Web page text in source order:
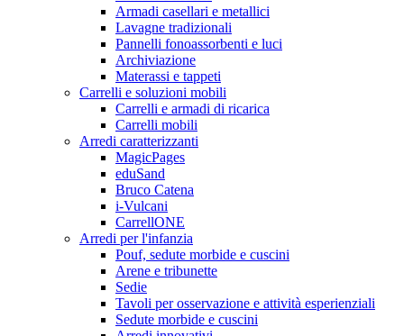
Armadi casellari e metallici
Lavagne tradizionali
Pannelli fonoassorbenti e luci
Archiviazione
Materassi e tappeti
Carrelli e soluzioni mobili
Carrelli e armadi di ricarica
Carrelli mobili
Arredi caratterizzanti
MagicPages
eduSand
Bruco Catena
i-Vulcani
CarrellONE
Arredi per l'infanzia
Pouf, sedute morbide e cuscini
Arene e tribunette
Sedie
Tavoli per osservazione e attività esperienziali
Sedute morbide e cuscini